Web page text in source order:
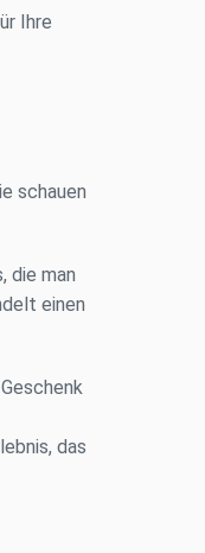
Ihre
schauen
die man
einen
das